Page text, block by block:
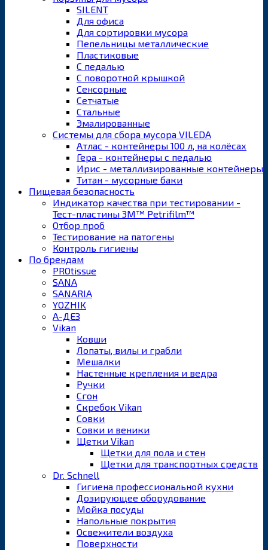
SILENT
Для офиса
Для сортировки мусора
Пепельницы металлические
Пластиковые
С педалью
С поворотной крышкой
Сенсорные
Сетчатые
Стальные
Эмалированные
Системы для сбора мусора VILEDA
Атлас - контейнеры 100 л, на колёсах
Гера - контейнеры с педалью
Ирис - металлизированные контейнеры
Титан - мусорные баки
Пищевая безопасность
Индикатор качества при тестировании -
Тест-пластины 3M™ Petrifilm™
Отбор проб
Тестирование на патогены
Контроль гигиены
По брендам
PROtissue
SANA
SANARIA
YOZHIK
А-ДЕЗ
Vikan
Ковши
Лопаты, вилы и грабли
Мешалки
Настенные крепления и ведра
Ручки
Сгон
Скребок Vikan
Совки
Совки и веники
Щетки Vikan
Щетки для пола и стен
Щетки для транспортных средств
Dr. Schnell
Гигиена профессиональной кухни
Дозирующее оборудование
Мойка посуды
Напольные покрытия
Освежители воздуха
Поверхности